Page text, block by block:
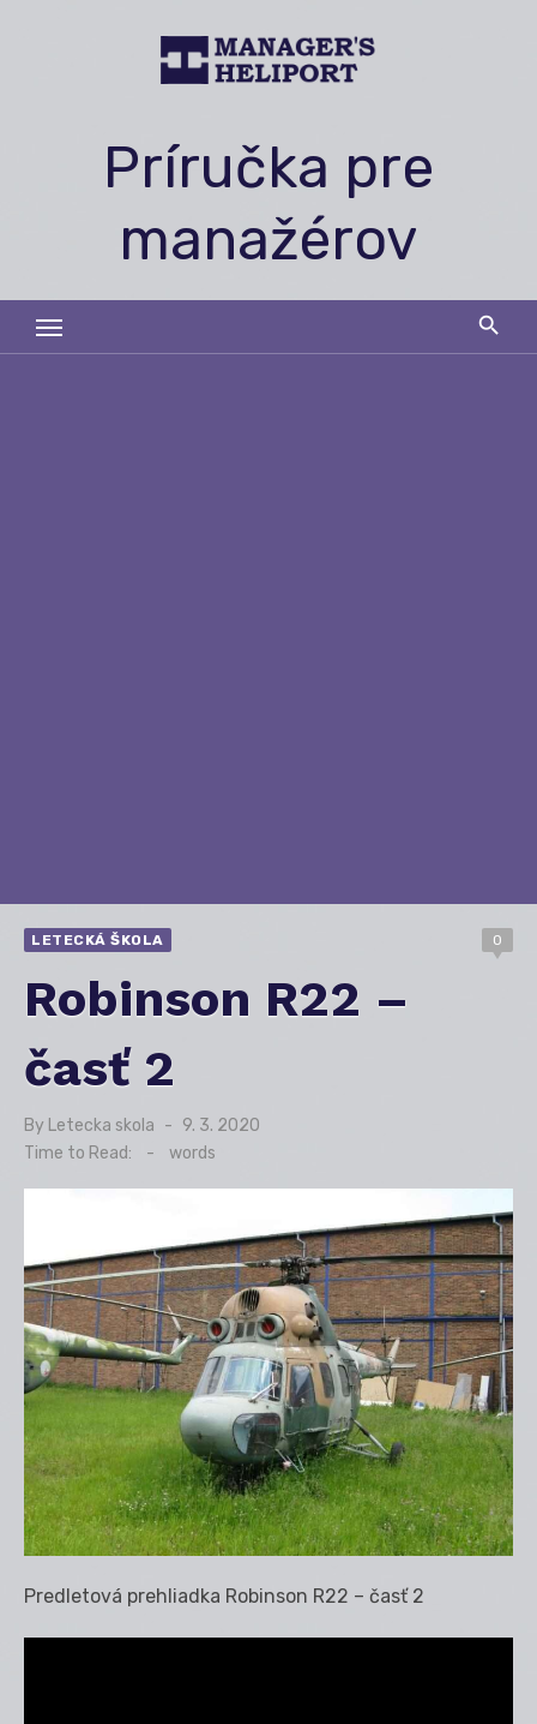
Príručka pre
manažérov
LETECKÁ ŠKOLA 0
Robinson R22 –
časť 2
By Letecka skola
Posted
on
9. 3. 2020
Time to Read:
- words
Predletová prehliadka Robinson R22 – časť 2